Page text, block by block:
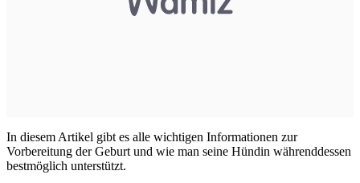
In diesem Artikel gibt es alle wichtigen Informationen zur
Vorbereitung der Geburt und wie man seine Hündin währenddessen
bestmöglich unterstützt.